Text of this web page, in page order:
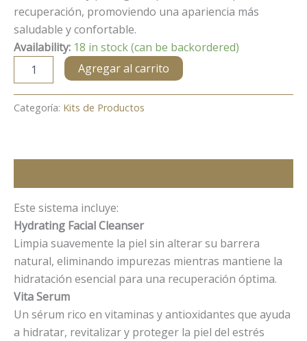
recuperación, promoviendo una apariencia más
saludable y confortable.
Availability: 18 in stock (can be backordered)
Procedure
Kit
quantity
Agregar al carrito
Categoría: Kits de Productos
Este sistema incluye:
Hydrating Facial Cleanser
Limpia suavemente la piel sin alterar su barrera
natural, eliminando impurezas mientras mantiene la
hidratación esencial para una recuperación óptima.
Vita Serum
Un sérum rico en vitaminas y antioxidantes que ayuda
a hidratar, revitalizar y proteger la piel del estrés